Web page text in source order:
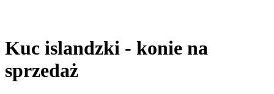
Kuc islandzki - konie na
sprzedaż